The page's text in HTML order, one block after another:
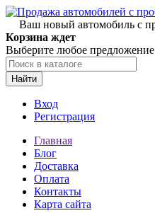
Ваш новый автомобиль с
Корзина ждет
Выберите любое предложение
Найти
Вход
Регистрация
Главная
Блог
Доставка
Оплата
Контакты
Карта сайта